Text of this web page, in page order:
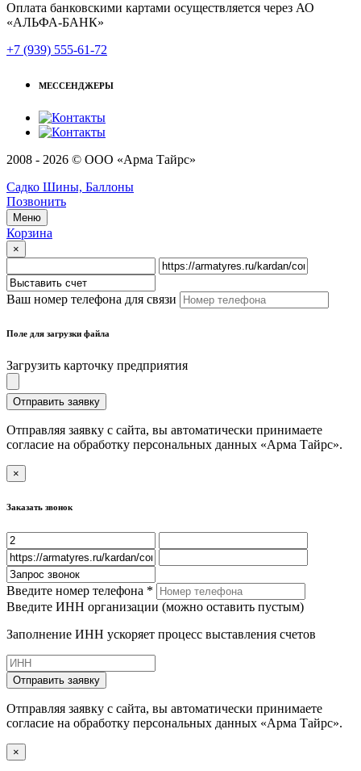
Оплата банковскими картами осуществляется через АО
«АЛЬФА-БАНК»
+7 (939) 555-61-72
МЕССЕНДЖЕРЫ
2008 - 2026 © ООО «Арма Тайрс»
Садко Шины, Баллоны
Позвонить
Меню
Корзина
×
Ваш номер телефона для связи
Поле для загрузки файла
Загрузить карточку предприятия
Отправить заявку
Отправляя заявку с сайта, вы автоматически принимаете
согласие на обработку персональных данных «Арма Тайрс».
×
Заказать звонок
Введите номер телефона *
Введите ИНН организации (можно оставить пустым)
Заполнение ИНН ускоряет процесс выставления счетов
Отправить заявку
Отправляя заявку с сайта, вы автоматически принимаете
согласие на обработку персональных данных «Арма Тайрс».
×